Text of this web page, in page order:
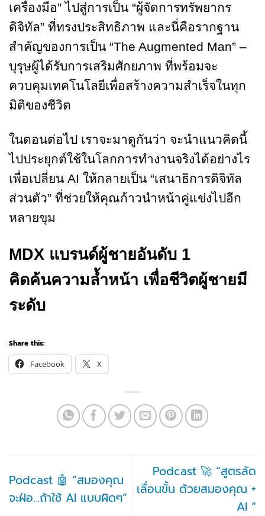
เครื่องมือ” ไปสู่การเป็น “ผู้จัดการทรัพยากร
ดิจิทัล” ที่ทรงประสิทธิภาพ และนี่คือรากฐาน
สำคัญของการเป็น “The Augmented Man” –
บุรุษผู้ได้รับการเสริมศักยภาพ ที่พร้อมจะ
ควบคุมเทคโนโลยีเพื่อสร้างความสำเร็จในทุก
มิติของชีวิต
ในตอนต่อไป เราจะมาดูกันว่า จะนำแนวคิดนี้
ไปประยุกต์ใช้ในโลกการทำงานจริงได้อย่างไร
เพื่อเปลี่ยน AI ให้กลายเป็น “เสนาธิการดิจิทัล
ส่วนตัว” ที่ช่วยให้คุณก้าวนำหน้าคู่แข่งไปอีก
หลายขุม
MDX แบรนด์ผู้ชายอันดับ 1
คิดค้นความล้ำหน้า เพื่อชีวิตผู้ชายมี
ระดับ
Share this:
Facebook
X
Podcast 🤖 “สมองคุณ
จะฝ่อ…ถ้าใช้ AI แบบผิดๆ”
Podcast 🚀 “สูตรลัด
เลื่อนขั้น ด้วยสมองคุณ +
AI “